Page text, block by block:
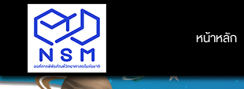
หน้าหลัก
หน้าหลัก